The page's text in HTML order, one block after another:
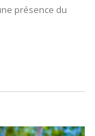
présence du